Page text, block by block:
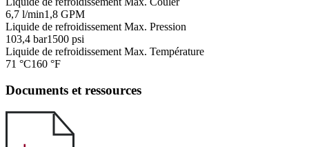
6,7 l/min1,8 GPM
Liquide de refroidissement Max. Pression
103,4 bar1500 psi
Liquide de refroidissement Max. Température
71 °C160 °F
Documents et ressources